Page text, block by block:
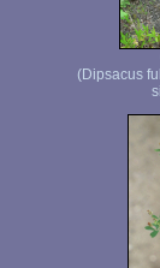
(Dipsacus